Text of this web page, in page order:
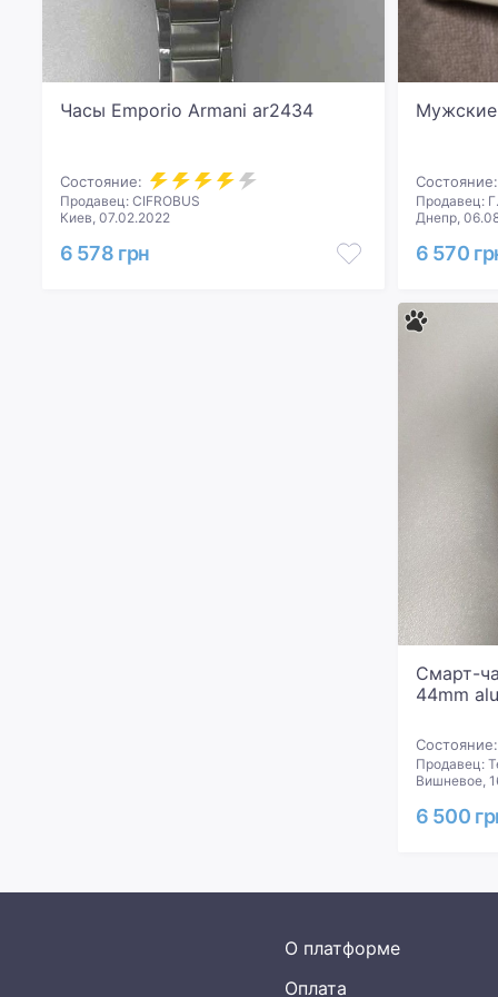
Часы Emporio Armani ar2434
Состояние:
Продавец: CIFROBUS
Киев, 07.02.2022
6 578 грн
Мужские
Состояние:
Продавец:
Днепр,
6 570
Смарт-
44mm
Состояние:
Продавец:
Вишневое,
6 500
О платформе
Оплата